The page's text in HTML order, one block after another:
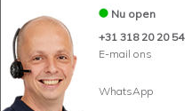
Nu open
+31 318 20 20 54
E-mail ons
WhatsApp